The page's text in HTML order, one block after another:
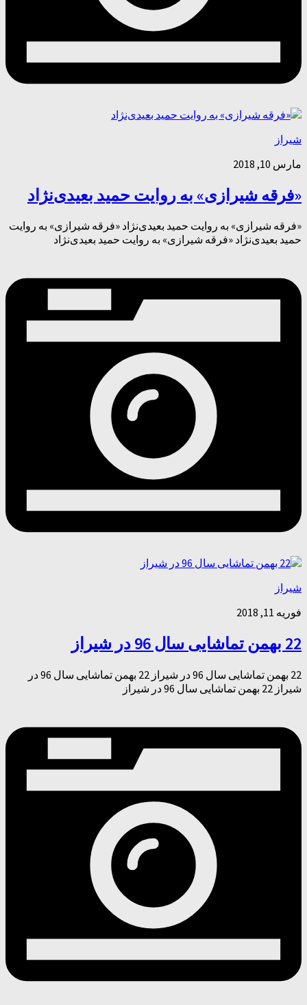
شیراز
مارس 10, 2018
«فرقه شیرازی» به روایت حمید بعیدی‌نژاد
«فرقه شیرازی» به روایت حمید بعیدی‌نژاد «فرقه شیرازی» به روایت
حمید بعیدی‌نژاد «فرقه شیرازی» به روایت حمید بعیدی‌نژاد
شیراز
فوریه 11, 2018
22 بهمن تماشایی سال 96 در شیراز
22 بهمن تماشایی سال 96 در شیراز 22 بهمن تماشایی سال 96 در
شیراز 22 بهمن تماشایی سال 96 در شیراز